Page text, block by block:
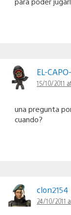
EL-
15/10/2011
una pregunta
cuando?
clon2154
24/10/2011